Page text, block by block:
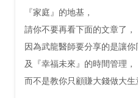
『家庭』的地基，
請你不要再看下面的文章了，
因為武龍醫師要分享的是讓你
及『幸福未來』的時間管理，
而不是教你只顧賺大錢做大生